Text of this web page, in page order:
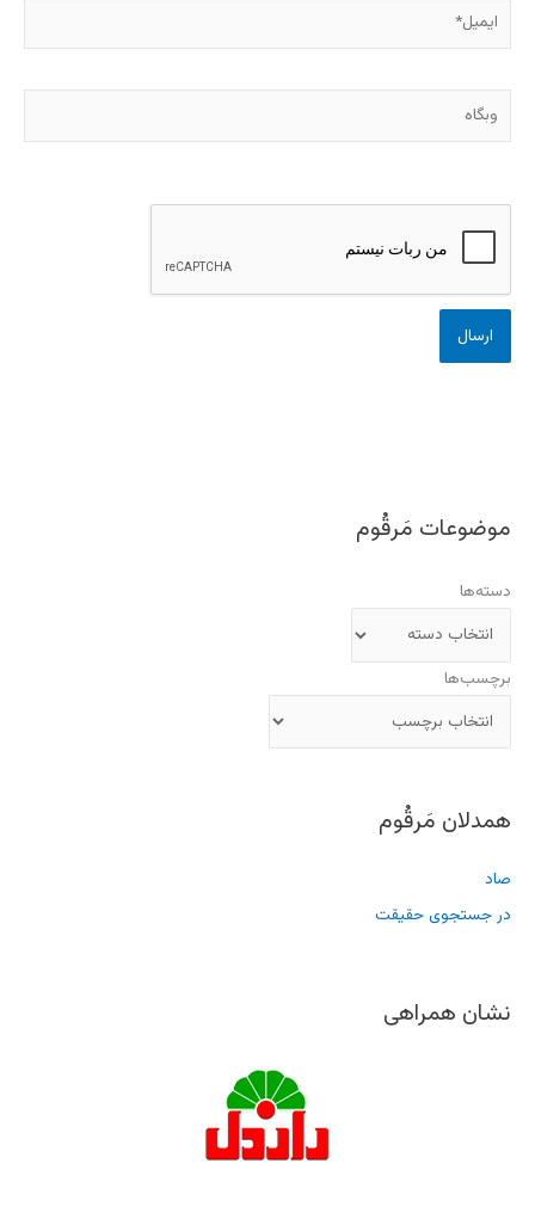
وبگاه
موضوعات مَرقُوم
دسته‌ها
برچسب‌ها
همدلان مَرقُوم
صاد
در جستجوی حقیقت
نشان همراهی